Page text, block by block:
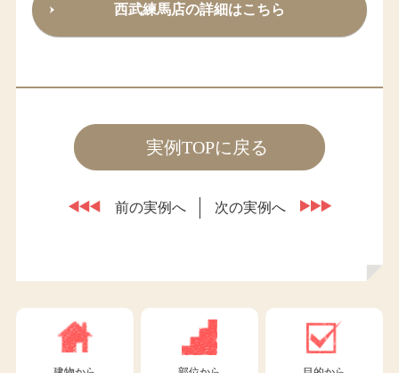
西武練馬店の詳細はこちら
実例TOPに戻る
前の実例へ 次の実例へ